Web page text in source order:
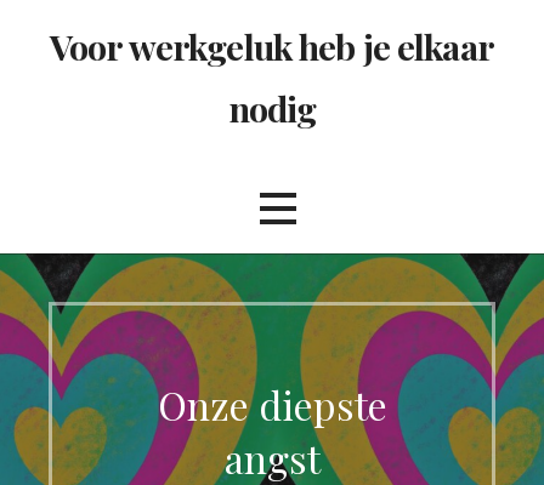
Voor werkgeluk heb je elkaar
nodig
Onze diepste
angst